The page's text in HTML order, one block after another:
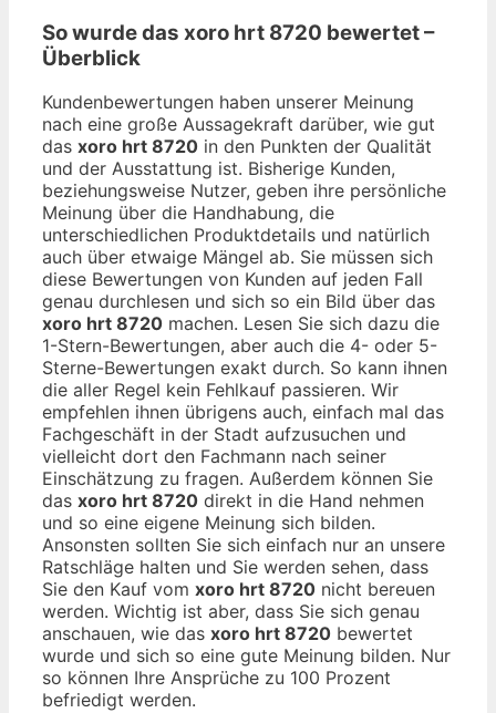
So wurde das xoro hrt 8720 bewertet –
Überblick
Kundenbewertungen haben unserer Meinung
nach eine große Aussagekraft darüber, wie gut
das xoro hrt 8720 in den Punkten der Qualität
und der Ausstattung ist. Bisherige Kunden,
beziehungsweise Nutzer, geben ihre persönliche
Meinung über die Handhabung, die
unterschiedlichen Produktdetails und natürlich
auch über etwaige Mängel ab. Sie müssen sich
diese Bewertungen von Kunden auf jeden Fall
genau durchlesen und sich so ein Bild über das
xoro hrt 8720 machen. Lesen Sie sich dazu die
1-Stern-Bewertungen, aber auch die 4- oder 5-
Sterne-Bewertungen exakt durch. So kann ihnen
die aller Regel kein Fehlkauf passieren. Wir
empfehlen ihnen übrigens auch, einfach mal das
Fachgeschäft in der Stadt aufzusuchen und
vielleicht dort den Fachmann nach seiner
Einschätzung zu fragen. Außerdem können Sie
das xoro hrt 8720 direkt in die Hand nehmen
und so eine eigene Meinung sich bilden.
Ansonsten sollten Sie sich einfach nur an unsere
Ratschläge halten und Sie werden sehen, dass
Sie den Kauf vom xoro hrt 8720 nicht bereuen
werden. Wichtig ist aber, dass Sie sich genau
anschauen, wie das xoro hrt 8720 bewertet
wurde und sich so eine gute Meinung bilden. Nur
so können Ihre Ansprüche zu 100 Prozent
befriedigt werden.